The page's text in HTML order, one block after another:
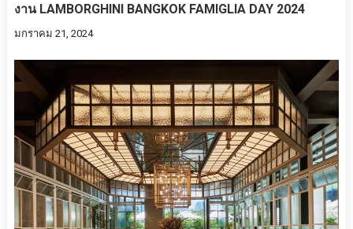
งาน LAMBORGHINI BANGKOK FAMIGLIA DAY 2024
มกราคม 21, 2024